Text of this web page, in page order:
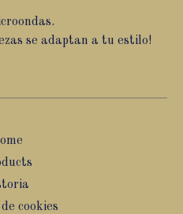
se adaptan a tu estilo!
cookies